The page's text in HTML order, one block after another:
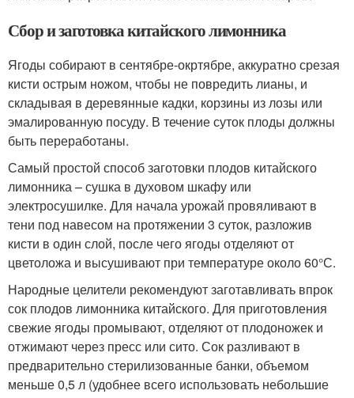
Сбор и заготовка китайского лимонника
Ягоды собирают в сентябре-окртябре, аккуратно срезая
кисти острым ножом, чтобы не повредить лианы, и
складывая в деревянные кадки, корзины из лозы или
эмалированную посуду. В течение суток плоды должны
быть переработаны.
Самый простой способ заготовки плодов китайского
лимонника – сушка в духовом шкафу или
электросушилке. Для начала урожай провяливают в
тени под навесом на протяжении 3 суток, разложив
кисти в один слой, после чего ягоды отделяют от
цветоложа и высушивают при температуре около 60°С.
Народные целители рекомендуют заготавливать впрок
сок плодов лимонника китайского. Для приготовления
свежие ягоды промывают, отделяют от плодоножек и
отжимают через пресс или сито. Сок разливают в
предварительно стерилизованные банки, объемом
меньше 0,5 л (удобнее всего использовать небольшие